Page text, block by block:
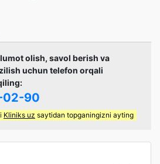
olish, savol berish va
uchun telefon orqali
02-90
Kliniks uz saytidan topganingizni ayting